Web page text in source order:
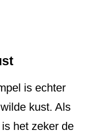
is echter
kust. Als
het zeker de